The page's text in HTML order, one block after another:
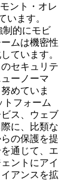
ント・オレ
います。
制的にモビ
ムは機密性
ています。
セキュリテ
ーノーマ
めていま
トフォーム
ス、ウェブ
に、比類な
の保護を提
通じて、エ
ントにアイ
アンスを拡